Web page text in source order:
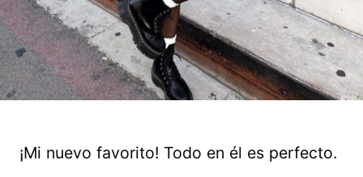
¡Mi nuevo favorito! Todo en él es perfecto.